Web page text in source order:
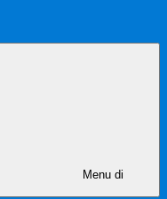
Menu di